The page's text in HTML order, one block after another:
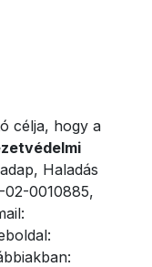
célja, hogy a
Haladás
02-0010885,